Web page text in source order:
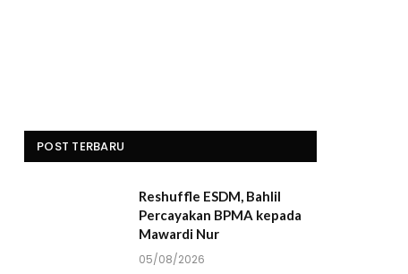
POST TERBARU
Reshuffle ESDM, Bahlil
Percayakan BPMA kepada
Mawardi Nur
05/08/2026